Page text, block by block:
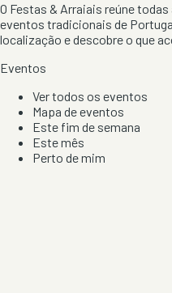
O Festas & Arraiais reúne
eventos tradicionais de
localização e descobre o que
Eventos
Ver todos os eventos
Mapa de eventos
Este fim de semana
Este mês
Perto de mim